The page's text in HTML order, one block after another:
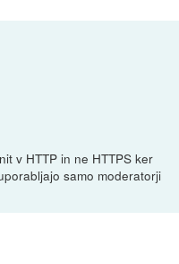
v HTTP in ne HTTPS ker
samo moderatorji